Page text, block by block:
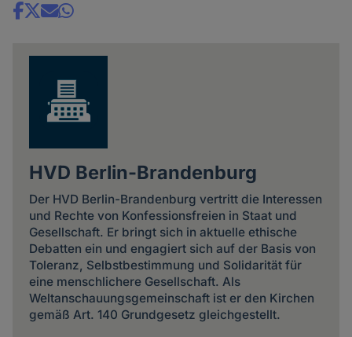
Share
HVD Berlin-Brandenburg
Der HVD Berlin-Brandenburg vertritt die Interessen
und Rechte von Konfessionsfreien in Staat und
Gesellschaft. Er bringt sich in aktuelle ethische
Debatten ein und engagiert sich auf der Basis von
Toleranz, Selbstbestimmung und Solidarität für
eine menschlichere Gesellschaft. Als
Weltanschauungsgemeinschaft ist er den Kirchen
gemäß Art. 140 Grundgesetz gleichgestellt.